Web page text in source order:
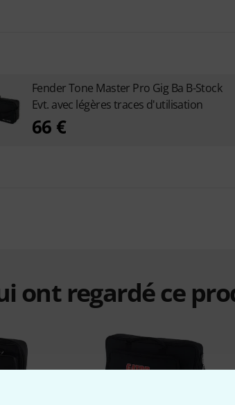
Fender Tone Master Pro Gig Ba B-Stock
Evt. avec légères traces d'utilisation
66 €
ont regardé ce